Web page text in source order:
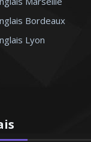
Bordeaux
Lyon